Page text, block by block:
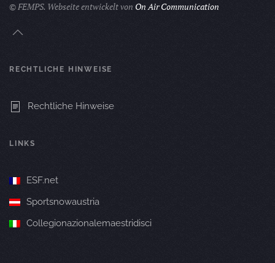
© FEMPS. Webseite entwickelt von On Air Communication
RECHTLICHE HINWEISE
Rechtliche Hinweise
LINKS
ESF.net
Sportsnowaustria
Collegionazionalemaestridisci